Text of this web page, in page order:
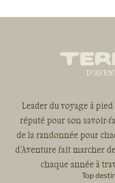
Leader du voyage à
réputé pour son savoir-
de la randonnée pour
d'Aventure fait marcher
chaque année à
Top